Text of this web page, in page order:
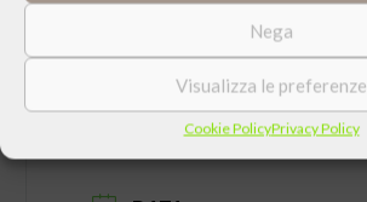
Nega
Visualizza le preferenze
Cookie PolicyPrivacy Policy